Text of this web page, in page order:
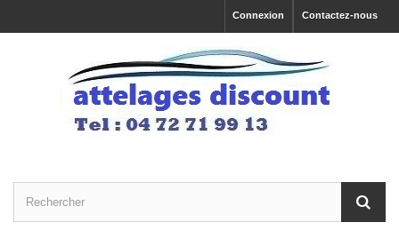
Contactez-nous
Connexion